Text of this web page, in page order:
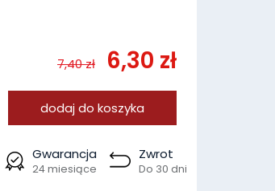
7,40 zł 6,30 zł
dodaj do koszyka
Gwarancja
24 miesiące
Zwrot
Do 30 dni